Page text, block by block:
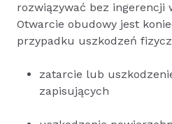
rozwiązywać bez ingerencji
Otwarcie obudowy jest
przypadku uszkodzeń
zatarcie lub
zapisujących